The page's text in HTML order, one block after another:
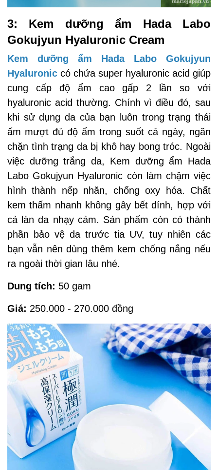
3: Kem dưỡng ẩm Hada Labo
Gokujyun Hyaluronic Cream
Kem dưỡng ẩm Hada Labo Gokujyun
Hyaluronic có chứa super hyaluronic acid giúp
cung cấp độ ẩm cao gấp 2 lần so với
hyaluronic acid thường. Chính vì điều đó, sau
khi sử dụng da của bạn luôn trong trạng thái
ẩm mượt đủ độ ẩm trong suốt cả ngày, ngăn
chặn tình trạng da bị khô hay bong tróc. Ngoài
việc dưỡng trắng da, Kem dưỡng ẩm Hada
Labo Gokujyun Hyaluronic còn làm chậm việc
hình thành nếp nhăn, chống oxy hóa. Chất
kem thấm nhanh không gây bết dính, hợp với
cả làn da nhạy cảm. Sản phẩm còn có thành
phần bảo vệ da trước tia UV, tuy nhiên các
bạn vẫn nên dùng thêm kem chống nắng nếu
ra ngoài thời gian lâu nhé.
Dung tích: 50 gam
Giá: 250.000 - 270.000 đồng